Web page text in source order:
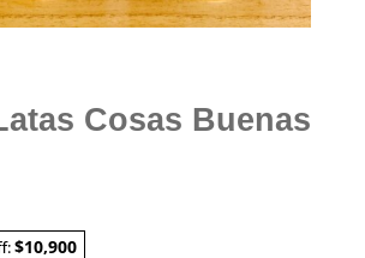
Cosas Buenas
$10,900